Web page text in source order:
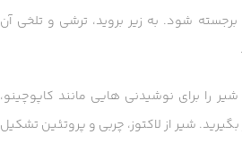
شود. به زیر بروید، ترشی و تلخی آن
را برای نوشیدنی هایی مانند کاپوچینو،
شیر از لاکتوز، چربی و پروتئین تشکیل